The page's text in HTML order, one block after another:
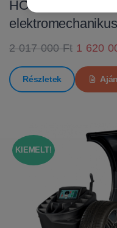
HOFMANN MTF
2 017 000 Ft 1 620
Részletek
KIEMELT!